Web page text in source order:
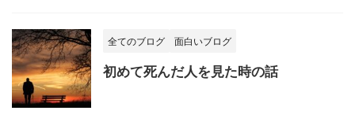
全てのブログ 面白いブログ
初めて死んだ人を見た時の話